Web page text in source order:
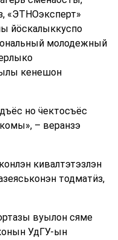
«ЭТНОэксперт»
йӧскалыккуспо
молодежный
кенешон
но ӵектосъёс
– веранзэ
кивалтэтэзлэн
тодматӥз,
вуылон сяме
УдГУ-ын